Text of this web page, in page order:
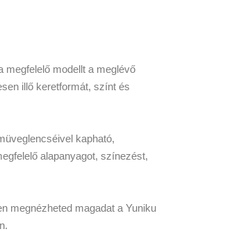
megfelelő modellt a meglévő
illő keretformát, színt és
kapható,
alapanyagot, színezést,
megnézheted magadat a Yuniku